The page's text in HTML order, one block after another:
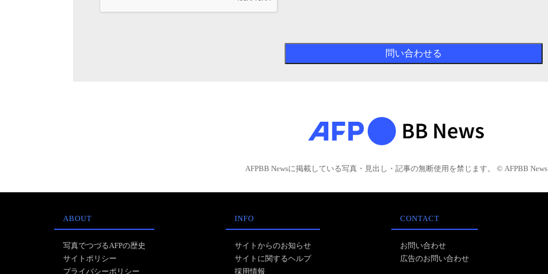
AFPBB Newsに掲載している写真・見出し・記事の無断使用を禁じます。 © AFPBB News
ABOUT
写真でつづるAFPの歴史
サイトポリシー
プライバシーポリシー
INFO
サイトからのお知らせ
サイトに関するヘルプ
採用情報
CONTACT
お問い合わせ
広告のお問い合わせ